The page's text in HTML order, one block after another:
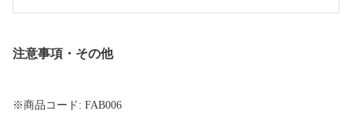
注意事項・その他
※商品コード: FAB006